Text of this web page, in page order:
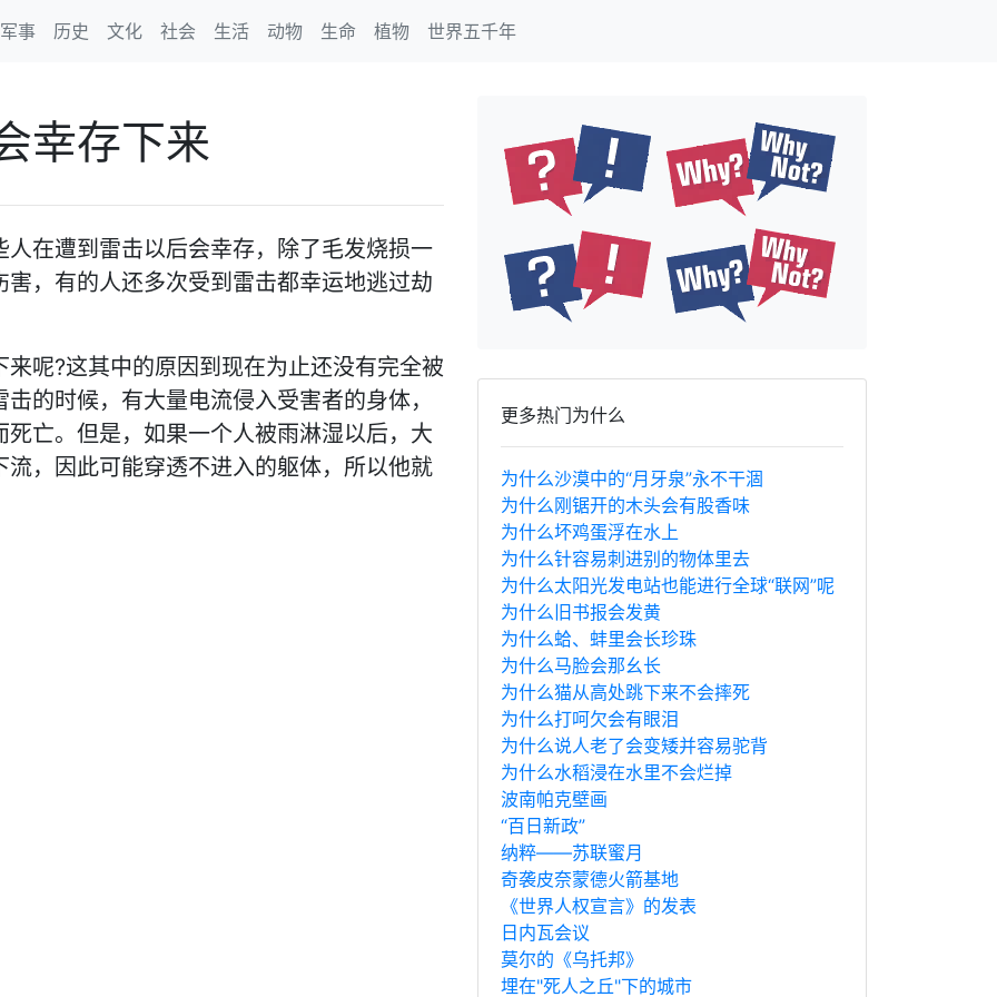
军事 历史 文化 社会 生活 动物 生命 植物 世界五千年
幸存下来
在遭到雷击以后会幸存，除了毛发烧损一
，有的人还多次受到雷击都幸运地逃过劫
呢?这其中的原因到现在为止还没有完全被
的时候，有大量电流侵入受害者的身体，
亡。但是，如果一个人被雨淋湿以后，大
，因此可能穿透不进入的躯体，所以他就
更多热门为什么
为什么沙漠中的“月牙泉”永不干涸
为什么刚锯开的木头会有股香味
为什么坏鸡蛋浮在水上
为什么针容易刺进别的物体里去
为什么太阳光发电站也能进行全球“联网”呢
为什么旧书报会发黄
为什么蛤、蚌里会长珍珠
为什么马脸会那幺长
为什么猫从高处跳下来不会摔死
为什么打呵欠会有眼泪
为什么说人老了会变矮并容易驼背
为什么水稻浸在水里不会烂掉
波南帕克壁画
“百日新政”
纳粹——苏联蜜月
奇袭皮奈蒙德火箭基地
《世界人权宣言》的发表
日内瓦会议
莫尔的《乌托邦》
埋在"死人之丘"下的城市